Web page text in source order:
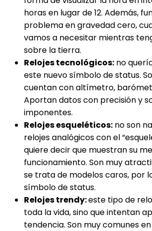
horas en lugar de 12. Además,
problema en gravedad cero,
vamos a necesitar mientras
sobre la tierra.
Relojes tecnológicos: no
este nuevo símbolo de status.
cuentan con altímetro,
Aportan datos con precisión y
imponentes.
Relojes esqueléticos: no son
relojes analógicos con el
quiere decir que muestran su
funcionamiento. Son muy
se trata de modelos caros, por
símbolo de status.
Relojes trendy:este tipo de
toda la vida, sino que intentan
tendencia. Son muy comunes